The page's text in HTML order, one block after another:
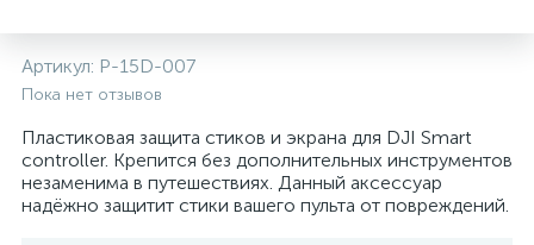
Артикул: P-15D-007
Пока нет отзывов
Пластиковая защита стиков и экрана для DJI Smart
controller. Крепится без дополнительных инструментов
незаменима в путешествиях. Данный аксессуар
надёжно защитит стики вашего пульта от повреждений.